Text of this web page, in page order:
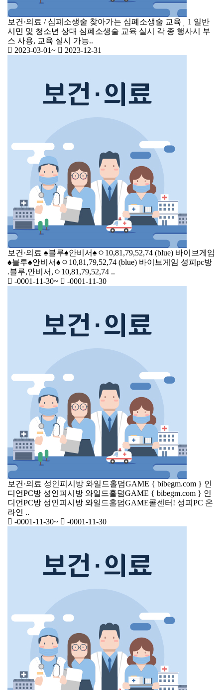
보건·의료 / 심폐소생술 찾아가는 심폐소생술 교육 1 일반
시민 및 청소년 상대 심폐소생술 교육 실시 각 종 행사시 부
스 사용, 교육 실시 가능..
2023-03-01~ 2023-12-31
보건·의료 ♠블루♠안비서♠ㅇ10,81,79,52,74 (blue) 바이브게임
♠블루♠안비서♠ㅇ10,81,79,52,74 (blue) 바이브게임 성피pc방
.블루,안비서,ㅇ10,81,79,52,74 ..
-0001-11-30~ -0001-11-30
보건·의료 성인피시방 와일드홀덤GAME { bibegm.com } 인
디언PC방 성인피시방 와일드홀덤GAME { bibegm.com } 인
디언PC방 성인피시방 와일드홀덤GAME콜센터! 성피PC 온
라인 ..
-0001-11-30~ -0001-11-30